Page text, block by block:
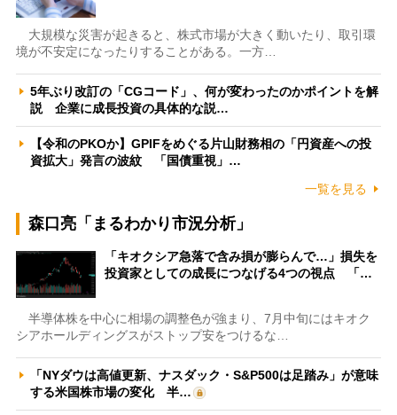
大規模な災害が起きると、株式市場が大きく動いたり、取引環
境が不安定になったりすることがある。一方…
5年ぶり改訂の「CGコード」、何が変わったのかポイントを解
説 企業に成長投資の具体的な説…
【令和のPKOか】GPIFをめぐる片山財務相の「円資産への投
資拡大」発言の波紋 「国債重視」…
一覧を見る
森口亮「まるわかり市況分析」
「キオクシア急落で含み損が膨らんで…」損失を
投資家としての成長につなげる4つの視点 「…
半導体株を中心に相場の調整色が強まり、7月中旬にはキオク
シアホールディングスがストップ安をつけるな…
「NYダウは高値更新、ナスダック・S&P500は足踏み」が意味
する米国株市場の変化 半…